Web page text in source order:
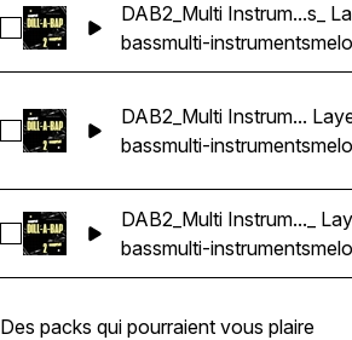
Sélectionnez DAB2_Multi
DAB2_Multi Instrum...s_
bassmulti-instruments
Sélectionnez DAB2_Multi
DAB2_Multi Instrum...
bassmulti-instruments
Sélectionnez DAB2_Multi
DAB2_Multi Instrum..._
bassmulti-instruments
Des packs qui pourraient vous plaire